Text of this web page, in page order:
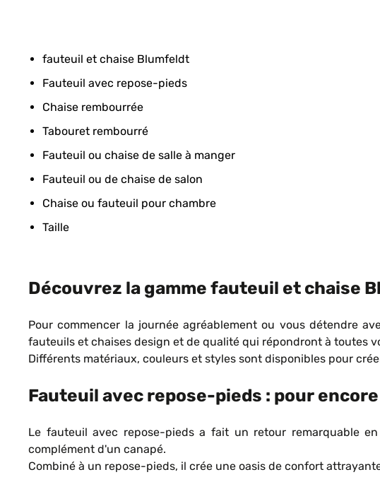
fauteuil et chaise Blumfeldt
Fauteuil avec repose-pieds
Chaise rembourrée
Tabouret rembourré
Fauteuil ou chaise de salle à manger
Fauteuil ou de chaise de salon
Chaise ou fauteuil pour chambre
Taille
Découvrez la gamme fauteuil et chaise
Pour commencer la journée agréablement ou vous détendre
fauteuils et chaises design et de qualité qui répondront à toutes
Différents matériaux, couleurs et styles sont disponibles pour
Fauteuil avec repose-pieds : pour
Le fauteuil avec repose-pieds a fait un retour remarquable
complément d'un canapé.
Combiné à un repose-pieds, il crée une oasis de confort